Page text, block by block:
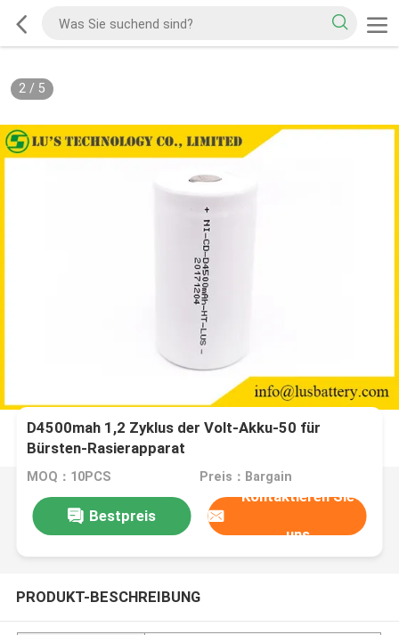
2/ 5
D4500mah 1,2 Zyklus der Volt-Akku-50 für
Bürsten-Rasierapparat
MOQ：10PCS Preis：Bargain
Bestpreis
Kontaktieren Sie
uns
PRODUKT-BESCHREIBUNG